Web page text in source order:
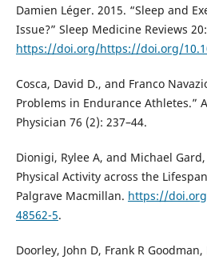
Damien Léger. 2015. “Sleep and
Issue?” Sleep Medicine Reviews
https://doi.org/https://doi.org/
Cosca, David D., and Franco
Problems in Endurance Athletes.”
Physician 76 (2): 237–44.
Dionigi, Rylee A, and Michael
Physical Activity across the
Palgrave Macmillan. https://
48562-5.
Doorley, John D, Frank R